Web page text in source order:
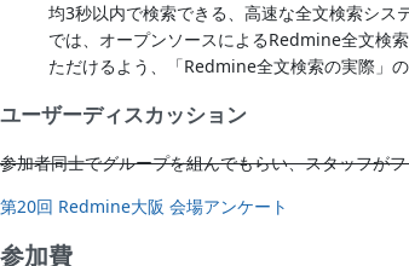
均3秒以内で検索できる、高速な全文検索シス
では、オープンソースによるRedmine全文検
ただけるよう、「Redmine全文検索の実際」の
ユーザーディスカッション
参加者同士でグループを組んでもらい、スタッフが
第20回 Redmine大阪 会場アンケート
参加費